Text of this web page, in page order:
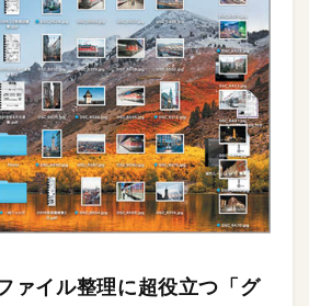
ァイル整理に超役立つ「グ